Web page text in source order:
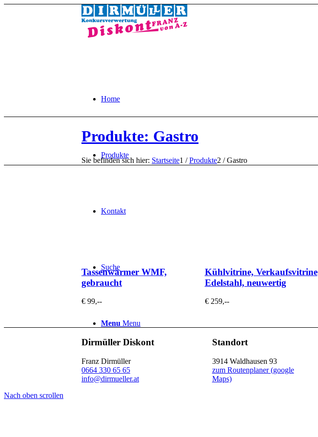
Home
Produkte
Kontakt
Suche
Menu Menu
Produkte: Gastro
Sie befinden sich hier: Startseite1 / Produkte2 / Gastro
Tassenwärmer WMF,
gebraucht
€ 99,--
Kühlvitrine, Verkaufsvitrine
Edelstahl, neuwertig
€ 259,--
Dirmüller Diskont
Franz Dirmüller
0664 330 65 65
info@dirmueller.at
Standort
3914 Waldhausen 93
zum Routenplaner (google
Maps)
Nach oben scrollen